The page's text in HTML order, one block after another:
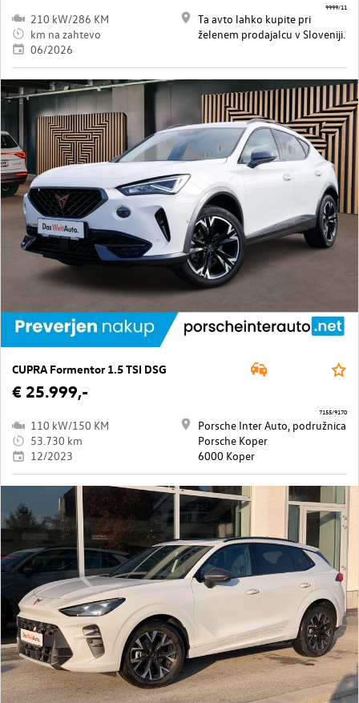
210 kW/286 KM
km na zahtevo
06/2026
Ta avto lahko kupite pri
želenem prodajalcu v Sloveniji.
9999/11
CUPRA Formentor 1.5 TSI DSG
€ 25.999,-
110 kW/150 KM
53.730 km
12/2023
Porsche Inter Auto, podružnica
Porsche Koper
6000 Koper
7155/9170